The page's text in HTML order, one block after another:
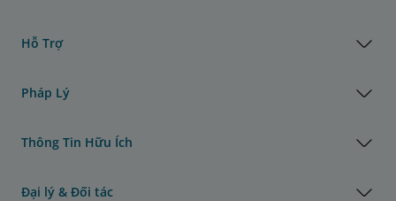
Hỗ Trợ
Pháp Lý
Thông Tin Hữu Ích
Đại lý & Đối tác